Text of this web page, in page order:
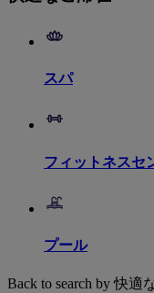
スパ
フィットネスセ
プール
Back to search by 快適